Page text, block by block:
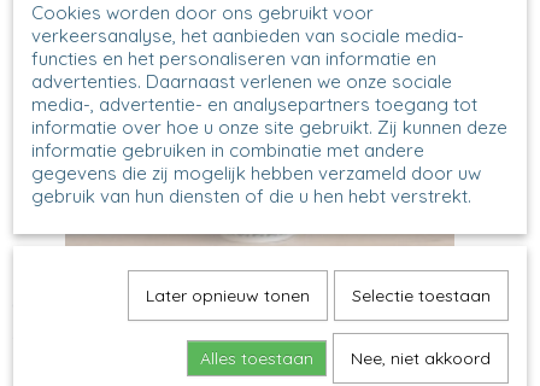
C25 - Sushikannetje - 2538 - Romance
Soyakannetje - Romance Model: C25 Decor: 2538X H 9 cm,
Cookies worden door ons gebruikt voor
verkeersanalyse, het aanbieden van sociale media-
functies en het personaliseren van informatie en
advertenties. Daarnaast verlenen we onze sociale
media-, advertentie- en analysepartners toegang tot
informatie over hoe u onze site gebruikt. Zij kunnen deze
informatie gebruiken in combinatie met andere
gegevens die zij mogelijk hebben verzameld door uw
gebruik van hun diensten of die u hen hebt verstrekt.
Later opnieuw tonen Selectie toestaan
Alles toestaan Nee, niet akkoord